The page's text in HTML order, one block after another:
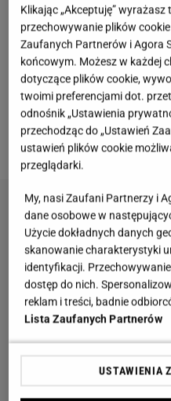
Fot. Shutterstock
Klikając „Akceptuję”
przechowywanie plików
Zaufanych Partnerów i Agora
końcowym. Możesz w każdej
dotyczące plików cookie,
twoimi preferencjami dot.
odnośnik „Ustawienia
przechodząc do „Ustawień
ustawień plików cookie
przeglądarki.
My, nasi Zaufani Partnerzy i
dane osobowe w
Użycie dokładnych danych
skanowanie charakterystyki
identyfikacji.
dostęp do nich.
reklam i treści, badnie
Lista Zaufanych Partnerów
USTAWIENIA